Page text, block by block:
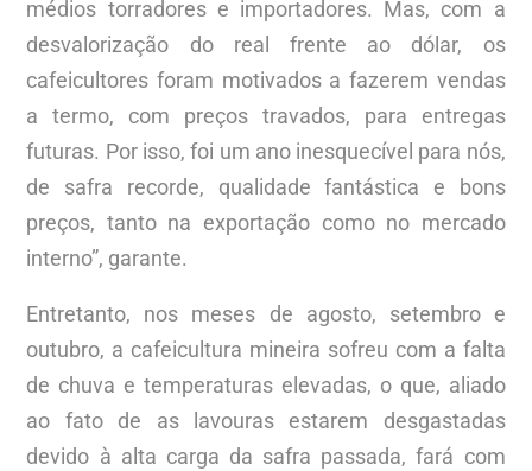
médios torradores e importadores. Mas, com a
desvalorização do real frente ao dólar, os
cafeicultores foram motivados a fazerem vendas
a termo, com preços travados, para entregas
futuras. Por isso, foi um ano inesquecível para nós,
de safra recorde, qualidade fantástica e bons
preços, tanto na exportação como no mercado
interno”, garante.
Entretanto, nos meses de agosto, setembro e
outubro, a cafeicultura mineira sofreu com a falta
de chuva e temperaturas elevadas, o que, aliado
ao fato de as lavouras estarem desgastadas
devido à alta carga da safra passada, fará com